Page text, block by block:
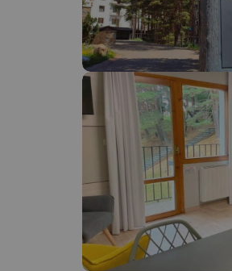
Oups, nous n'avons
Il semble que notre